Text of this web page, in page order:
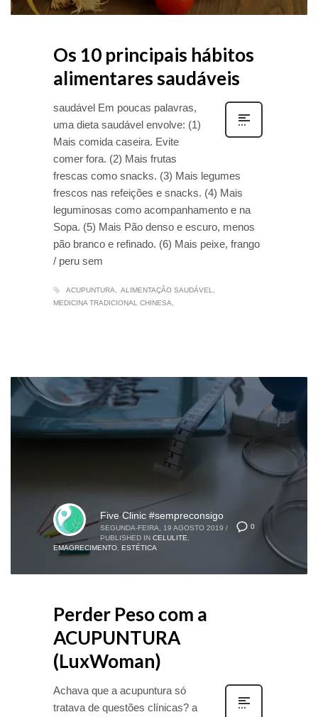
Os 10 principais hábitos
alimentares saudáveis
saudável Em poucas palavras,
uma dieta saudável envolve: (1)
Mais comida caseira. Evite
comer fora. (2) Mais frutas
frescas como snacks. (3) Mais legumes
frescos nas refeições e snacks. (4) Mais
leguminosas como acompanhamento e na
Sopa. (5) Mais Pão denso e escuro, menos
pão branco e refinado. (6) Mais peixe, frango
/ peru sem
ACUPUNTURA
ALIMENTAÇÃO SAUDÁVEL
MEDICINA TRADICIONAL CHINESA
0
Five Clinic #sempreconsigo
SEGUNDA-FEIRA, 19 AGOSTO 2019 /
PUBLISHED IN CELULITE
EMAGRECIMENTO ESTÉTICA
Perder Peso com a
ACUPUNTURA
(LuxWoman)
Achava que a acupuntura só
tratava de questões clínicas? a